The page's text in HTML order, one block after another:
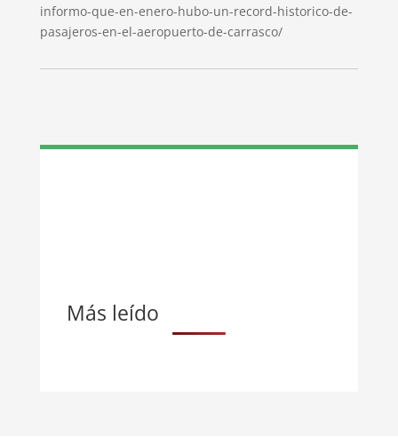
informo-que-en-enero-hubo-un-record-historico-de-
pasajeros-en-el-aeropuerto-de-carrasco/
Más leído